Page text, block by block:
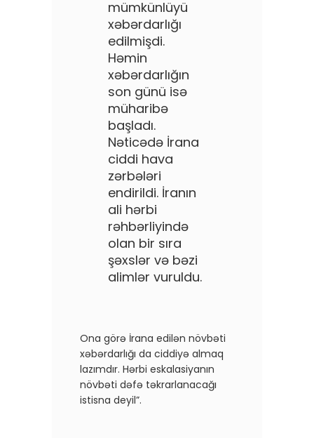
mümkünlüyü
xəbərdarlığı
edilmişdi.
Həmin
xəbərdarlığın
son günü isə
müharibə
başladı.
Nəticədə İrana
ciddi hava
zərbələri
endirildi. İranın
ali hərbi
rəhbərliyində
olan bir sıra
şəxslər və bəzi
alimlər vuruldu.
Ona görə İrana edilən növbəti
xəbərdarlığı da ciddiyə almaq
lazımdır. Hərbi eskalasiyanın
növbəti dəfə təkrarlanacağı
istisna deyil”.